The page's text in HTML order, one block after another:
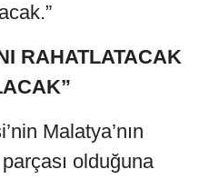
RAHATLATACAK
Malatya’nın
parçası olduğuna